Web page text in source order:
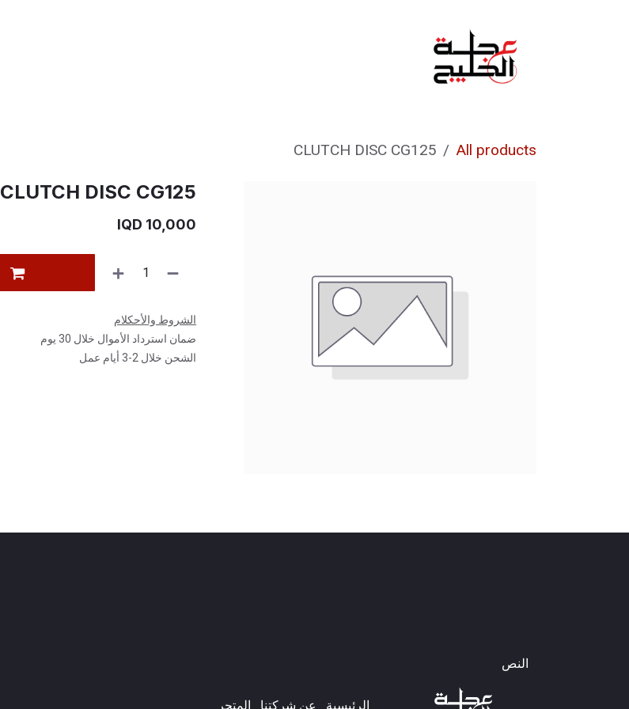
All products
CLUTCH DISC CG125
CLUTCH DISC CG125
10,000
الشروط والأحكلام
ضمان استرداد الأموال خلال 30 يوم
الشحن خلال 2-3 أيام عمل
الرئيسية عن شركتنا​ المتجر
النص